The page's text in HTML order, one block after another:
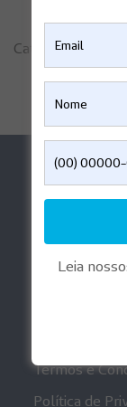
Categoria:
Ajuda
Perguntas
Regulatórias
Termos e
Política de
Leia